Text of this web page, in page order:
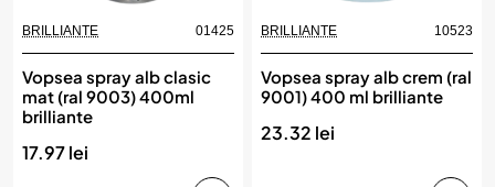
BRILLIANTE 01425
Vopsea spray alb clasic
mat (ral 9003) 400ml
brilliante
17.97 lei
BRILLIANTE 10523
Vopsea spray alb crem (ral
9001) 400 ml brilliante
23.32 lei